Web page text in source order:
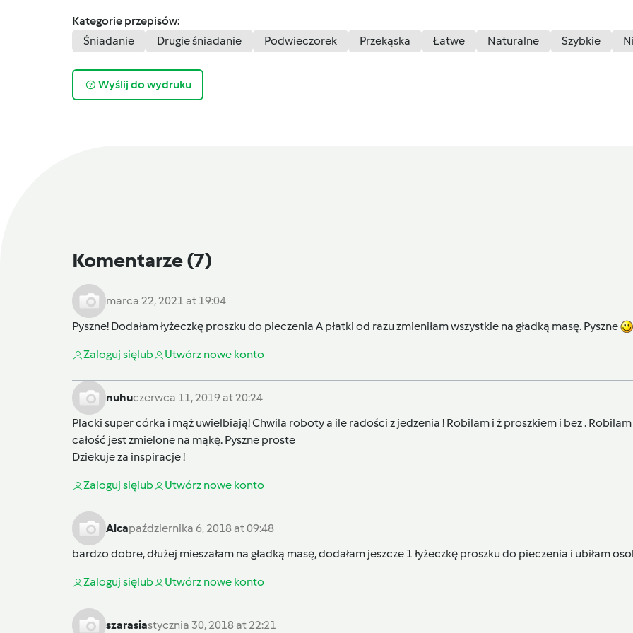
Kategorie przepisów:
Śniadanie
Drugie śniadanie Podwieczorek Przekąska Łatwe Naturalne Szybkie
Wyślij do wydruku
Komentarze(7)
marca 22, 2021 at 19:04
Pyszne! Dodałam łyżeczkę proszku do pieczenia A płatki od razu zmieniłam wszystkie na gładką masę. Pyszne
Zaloguj sięlub Utwórz nowe konto
nuhuczerwca 11, 2019 at 20:24
Placki super córka i mąż uwielbiają! Chwila roboty a ile radości z jedzenia ! Robilam i ż proszkiem i bez .
całość jest zmielone na mąkę. Pyszne proste
Dziekuje za inspiracje !
Zaloguj sięlub Utwórz nowe konto
Alcapaździernika 6, 2018 at 09:48
bardzo dobre, dłużej mieszałam na gładką masę, dodałam jeszcze 1 łyżeczkę proszku do pieczenia i ubiłam
Zaloguj sięlub Utwórz nowe konto
szarasiastycznia 30, 2018 at 22:21